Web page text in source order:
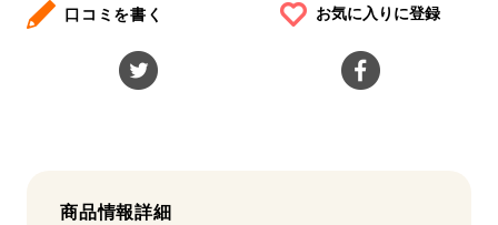
口コミを書く お気に入りに登録
商品情報詳細